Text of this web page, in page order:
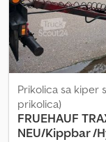
Prikolica sa kiper
prikolica)
FRUEHAUF
NEU/Kippbar /